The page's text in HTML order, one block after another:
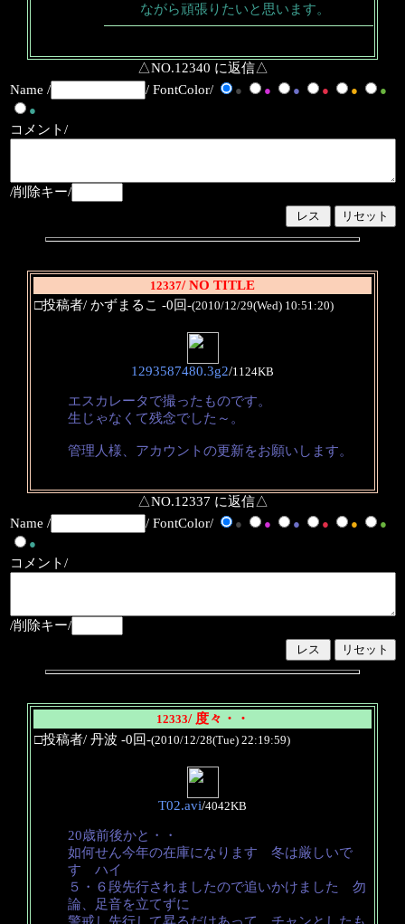
ながら頑張りたいと思います。
△NO.12340 に返信△
Name /
/ FontColor/ ● ● ● ● ●
●
●
コメント/
/削除キー/
12337/ NO TITLE
□投稿者/ かずまるこ -0回-(2010/12/29(Wed) 10:51:20)
1293587480.3g2/1124KB
エスカレータで撮ったものです。
生じゃなくて残念でした～。
管理人様、アカウントの更新をお願いします。
△NO.12337 に返信△
Name /
/ FontColor/ ● ● ● ● ●
●
●
コメント/
/削除キー/
12333/ 度々・・
□投稿者/ 丹波 -0回-(2010/12/28(Tue) 22:19:59)
T02.avi/4042KB
20歳前後かと・・
如何せん今年の在庫になります 冬は厳しいで
す ハイ
５・６段先行されましたので追いかけました 勿
論、足音を立てずに